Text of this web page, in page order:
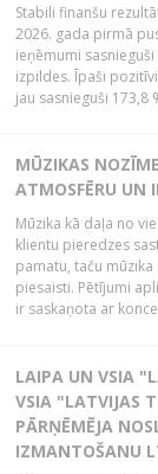
Stabili finanšu
2026. gada pirmā
ieņēmumi
izpildes. Īpaši
jau sasnieguši 173,8
MŪZIKAS
ATMOSFĒRU UN
Mūzika kā daļa no
klientu pieredzes
pamatu, taču
piesaisti. Pētījumi
ir saskaņota ar
LAIPA UN VSIA
VSIA "LATVIJAS
PĀRŅĒMĒJA
IZMANTOŠANU